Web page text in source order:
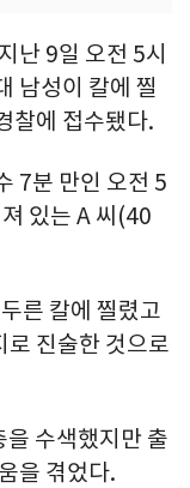
난 9일 오전 5시
남성이 칼에 찔
찰에 접수됐다.
7분 만인 오전 5
있는 A 씨(40
른 칼에 찔렸고
진술한 것으로
수색했지만 출
을 겪었다.